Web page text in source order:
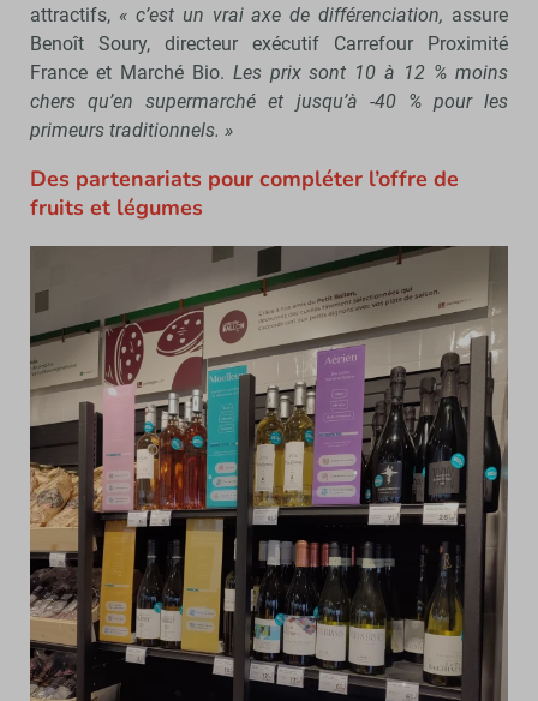
attractifs, « c’est un vrai axe de différenciation, assure
Benoît Soury, directeur exécutif Carrefour Proximité
France et Marché Bio. Les prix sont 10 à 12 % moins
chers qu’en supermarché et jusqu’à -40 % pour les
primeurs traditionnels. »
Des partenariats pour compléter l’offre de
fruits et légumes